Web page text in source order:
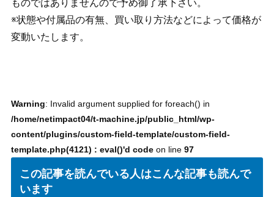
ものではありませんので予め御了承下さい。
※状態や付属品の有無、買い取り方法などによって価格が
変動いたします。
Warning: Invalid argument supplied for foreach() in
/home/netimpact04/t-machine.jp/public_html/wp-
content/plugins/custom-field-template/custom-field-
template.php(4121) : eval()'d codeon line 97
この記事を読んでいる人はこんな記事も読んで
います